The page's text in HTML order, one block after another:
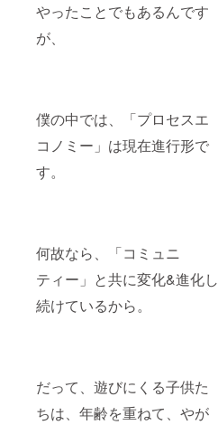
やったことでもあるんです
が、
僕の中では、「プロセスエ
コノミー」は現在進行形で
す。
何故なら、「コミュニ
ティー」と共に変化&進化し
続けているから。
だって、遊びにくる子供た
ちは、年齢を重ねて、やが